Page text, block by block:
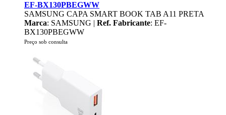
EF-BX130PBEGWW
SAMSUNG CAPA SMART BOOK TAB A11 PRETA
Marca: SAMSUNG | Ref. Fabricante: EF-
BX130PBEGWW
Preço sob consulta